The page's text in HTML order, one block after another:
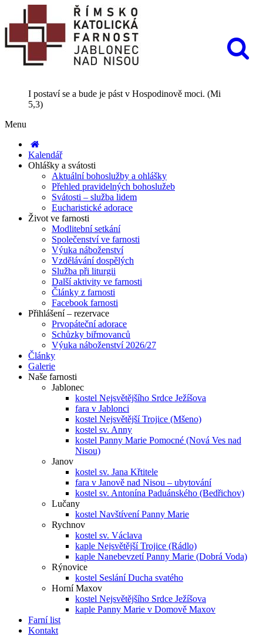
I postaví se a bude je pást v Hospodinově moci. (Mi
5,3)
Menu
Kalendář
Ohlášky a svátosti
Aktuální bohoslužby a ohlášky
Přehled pravidelných bohoslužeb
Svátosti – služba lidem
Eucharistické adorace
Život ve farnosti
Modlitební setkání
Společenství ve farnosti
Výuka náboženství
Vzdělávání dospělých
Služba při liturgii
Další aktivity ve farnosti
Články z farnosti
Facebook farnosti
Přihlášení – rezervace
Prvopáteční adorace
Schůzky biřmovanců
Výuka náboženství 2026/27
Články
Galerie
Naše farnosti
Jablonec
kostel Nejsvětějšího Srdce Ježíšova
fara v Jablonci
kostel Nejsvětější Trojice (Mšeno)
kostel sv. Anny
kostel Panny Marie Pomocné (Nová Ves nad
Nisou)
Janov
kostel sv. Jana Křtitele
fara v Janově nad Nisou – ubytování
kostel sv. Antonína Paduánského (Bedřichov)
Lučany
kostel Navštívení Panny Marie
Rychnov
kostel sv. Václava
kaple Nejsvětější Trojice (Rádlo)
kaple Nanebevzetí Panny Marie (Dobrá Voda)
Rýnovice
kostel Seslání Ducha svatého
Horní Maxov
kostel Nejsvětějšího Srdce Ježíšova
kaple Panny Marie v Domově Maxov
Farní list
Kontakt